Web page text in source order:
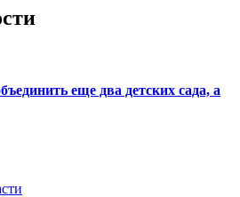
еще два детских сада, а